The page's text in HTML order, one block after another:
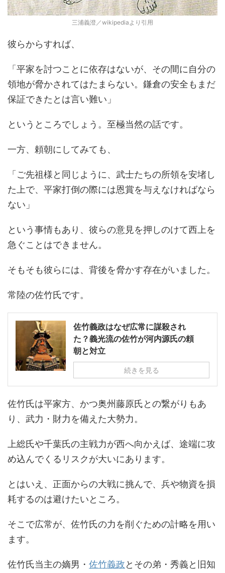
三浦義澄／wikipediaより引用
彼らからすれば、
「平家を討つことに依存はないが、その間に自分の
領地が脅かされてはたまらない。鎌倉の安全もまだ
保証できたとは言い難い」
というところでしょう。至極当然の話です。
一方、頼朝にしてみても、
「ご先祖様と同じように、武士たちの所領を安堵し
た上で、平家打倒の際には恩賞を与えなければなら
ない」
という事情もあり、彼らの意見を押しのけて西上を
急ぐことはできません。
そもそも彼らには、背後を脅かす存在がいました。
常陸の佐竹氏です。
佐竹義政はなぜ広常に謀殺され
た？義光流の佐竹が河内源氏の頼
朝と対立
続きを見る
佐竹氏は平家方、かつ奥州藤原氏との繋がりもあ
り、武力・財力を備えた大勢力。
上総氏や千葉氏の主戦力が西へ向かえば、途端に攻
め込んでくるリスクが大いにあります。
とはいえ、正面からの大戦に挑んで、兵や物資を損
耗するのは避けたいところ。
そこで広常が、佐竹氏の力を削ぐための計略を用い
ます。
佐竹氏当主の嫡男・ 佐竹義政とその弟・秀義と旧知